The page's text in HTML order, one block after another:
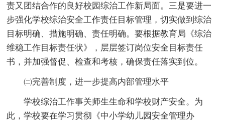
责又团结合作的良好校园综治工作新局面。三是要进一
步强化学校综治安全工作责任目标管理，切实做到综治
目标明确、措施明确、责任明确。要根据教育局《综治
维稳工作目标责任状》，层层签订岗位安全目标责任
书，并加强督促、检查和考核，确保责任落实到位。
㈡完善制度，进一步提高内部管理水平
学校综治工作事关师生生命和学校财产安全。为
此，学校要在学习贯彻《中小学幼儿园安全管理办